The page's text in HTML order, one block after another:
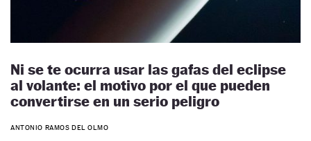
Ni se te ocurra usar las gafas del eclipse
al volante: el motivo por el que pueden
convertirse en un serio peligro
ANTONIO RAMOS DEL OLMO